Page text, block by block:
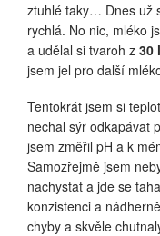
ztuhlé taky… Dnes už
rychlá. No nic, mléko
a udělal si tvaroh z 30
jsem jel pro další
Tentokrát jsem si
nechal sýr odkapávat
jsem změřil pH a k
Samozřejmě jsem
nachystat a jde se
konzistenci a
chyby a skvěle